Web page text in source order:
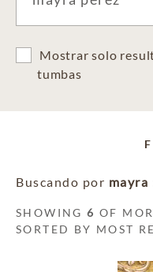
Mostrar solo
tumbas
Buscando por mayra
SHOWING6 OF
SORTED BY MOST